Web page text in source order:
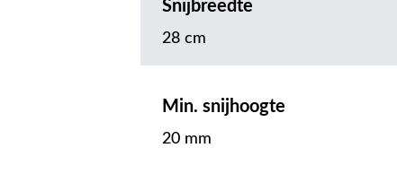
Snijbreedte
28 cm
Min. snijhoogte
20 mm